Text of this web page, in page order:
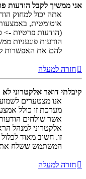
אני ממשיך לקבל הודעות
אתה יכול למחוק
אוטומטית,
(הודעות פרטיות ->
הודעות פוגעניות
להם את האפשרות
חזרה למעלה
קיבלתי דואר אלקטרוני
אנו מצטערים
מערכת זו כולל
אשר שולחים
אלקטרוני למנהל
זו. חשוב מאוד
המשתמש ששלח את
חזרה למעלה